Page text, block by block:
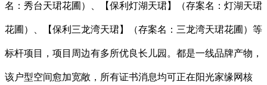
名：秀台天珺花圃）、【保利灯湖天珺】（存案名：灯湖天珺
花圃）、【保利三龙湾天珺】（存案名：三龙湾天珺花圃）等
标杆项目，项目周边有多所优良长儿园。都是一线品牌产物，
该户型空间愈加宽敞，所有证书消息均可正在阳光家缘网核